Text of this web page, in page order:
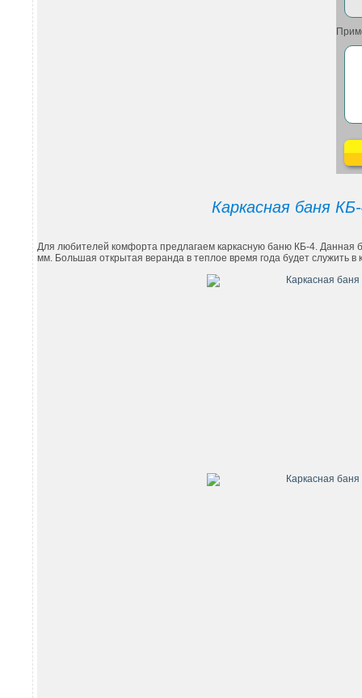
Каркасная баня
Для любителей комфорта предлагаем каркасную баню КБ-4.
мм. Большая открытая веранда в теплое время года будет служить в